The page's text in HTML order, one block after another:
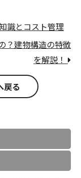
識とコスト管理
？建物構造の特徴
を解説！
戻る